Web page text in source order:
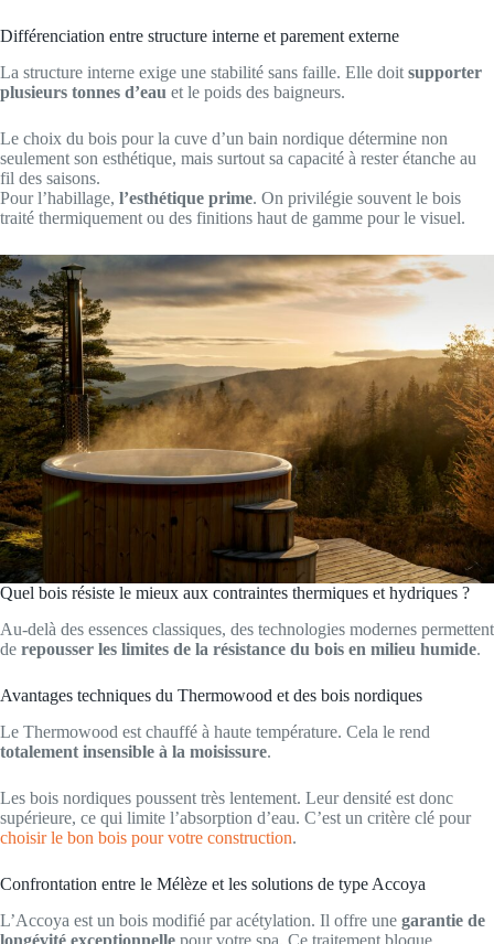
Différenciation entre structure interne et parement externe
La structure interne exige une stabilité sans faille. Elle doit supporter
plusieurs tonnes d’eau et le poids des baigneurs.
Le choix du bois pour la cuve d’un bain nordique détermine non
seulement son esthétique, mais surtout sa capacité à rester étanche au
fil des saisons.
Pour l’habillage, l’esthétique prime. On privilégie souvent le bois
traité thermiquement ou des finitions haut de gamme pour le visuel.
Quel bois résiste le mieux aux contraintes thermiques et hydriques ?
Au-delà des essences classiques, des technologies modernes permettent
de repousser les limites de la résistance du bois en milieu humide.
Avantages techniques du Thermowood et des bois nordiques
Le Thermowood est chauffé à haute température. Cela le rend
totalement insensible à la moisissure.
Les bois nordiques poussent très lentement. Leur densité est donc
supérieure, ce qui limite l’absorption d’eau. C’est un critère clé pour
choisir le bon bois pour votre construction.
Confrontation entre le Mélèze et les solutions de type Accoya
L’Accoya est un bois modifié par acétylation. Il offre une garantie de
longévité exceptionnelle pour votre spa. Ce traitement bloque